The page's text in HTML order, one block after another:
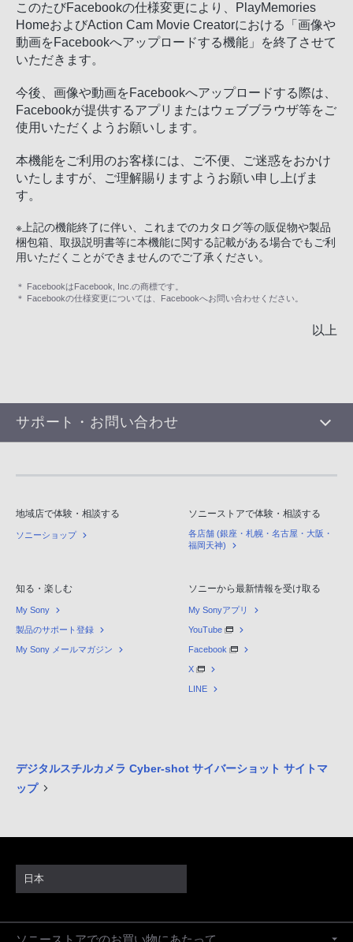
このたびFacebookの仕様変更により、PlayMemories
HomeおよびAction Cam Movie Creatorにおける「画像や
動画をFacebookへアップロードする機能」を終了させて
いただきます。
今後、画像や動画をFacebookへアップロードする際は、
Facebookが提供するアプリまたはウェブブラウザ等をご
使用いただくようお願いします。
本機能をご利用のお客様には、ご不便、ご迷惑をおかけ
いたしますが、ご理解賜りますようお願い申し上げま
す。
※上記の機能終了に伴い、これまでのカタログ等の販促物や製品
梱包箱、取扱説明書等に本機能に関する記載がある場合でもご利
用いただくことができませんのでご了承ください。
＊ FacebookはFacebook, Inc.の商標です。
＊ Facebookの仕様変更については、Facebookへお問い合わせください。
以上
サポート・お問い合わせ
地域店で体験・相談する
ソニーショップ
ソニーストアで体験・相談する
各店舗 (銀座・札幌・名古屋・大阪・
福岡天神)
知る・楽しむ
My Sony
製品のサポート登録
My Sony メールマガジン
ソニーから最新情報を受け取る
My Sonyアプリ
YouTube
Facebook
X
LINE
デジタルスチルカメラ Cyber-shot サイバーショット サイトマ
ップ
日本
ソニーストアでのお買い物にあたって